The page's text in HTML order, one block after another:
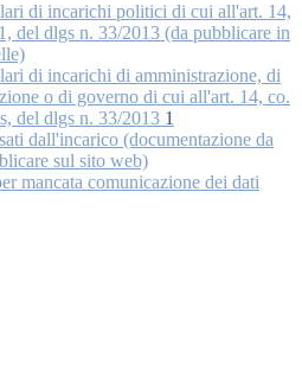
di incarichi politici di cui all'art. 14,
del dlgs n. 33/2013 (da pubblicare in
di incarichi di amministrazione, di
o di governo di cui all'art. 14, co.
del dlgs n. 33/2013 1
dall'incarico (documentazione da
sul sito web)
mancata comunicazione dei dati